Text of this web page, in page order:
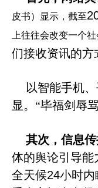
皮书）显示，截至
上往往会改变一个社
们接收资讯的方
以智能手机
显。“毕福剑辱
其次，信息
体的舆论引导能
全天候24小时内